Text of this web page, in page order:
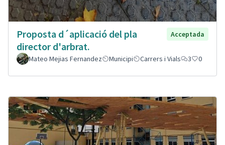
Proposta d´aplicació del pla
director d'arbrat.
Acceptada
Mateo Mejias Fernandez Municipi Carrers i Vials 3 0